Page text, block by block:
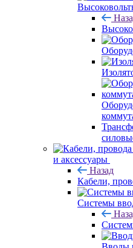
и аксессуары
Назад
Кабели,
Системы